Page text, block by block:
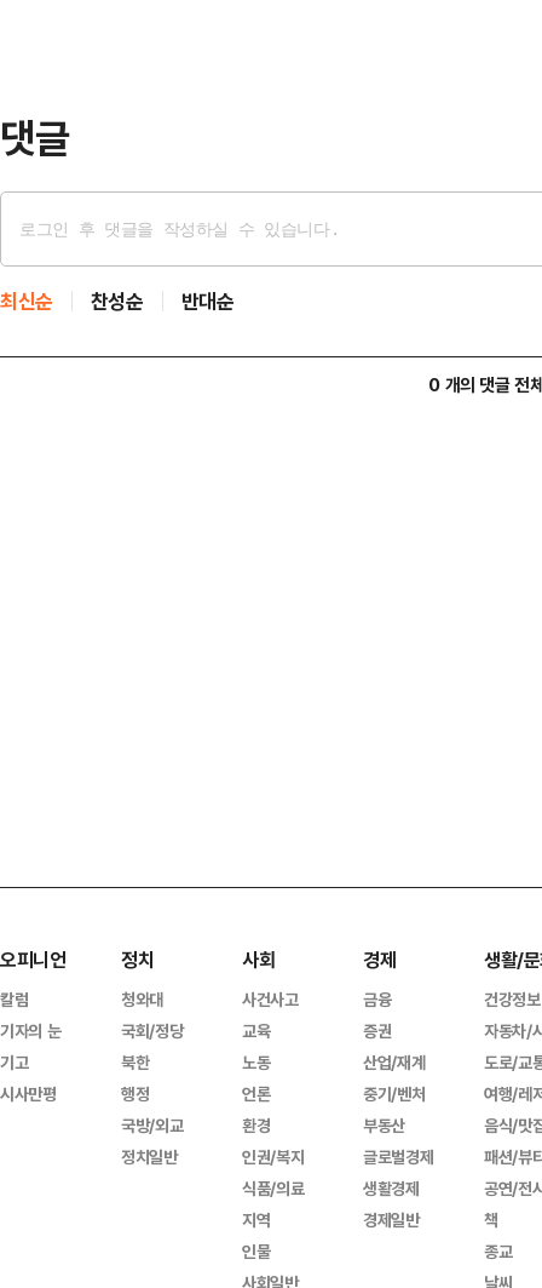
댓글
최신순 찬성순 반대순
0 개의 댓글 전
오피니언
칼럼
기자의 눈
기고
시사만평
정치
청와대
국회/정당
북한
행정
국방/외교
정치일반
사회
사건사고
교육
노동
언론
환경
인권/복지
식품/의료
지역
인물
사회일반
경제
금융
증권
산업/재계
중기/벤처
부동산
글로벌경제
생활경제
경제일반
생활/
건강정보
자동차/
도로/교
여행/레
음식/맛
패션/뷰
공연/전
책
종교
날씨